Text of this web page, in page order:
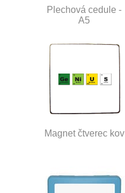
Plechová cedule -
A5
Magnet čtverec kov